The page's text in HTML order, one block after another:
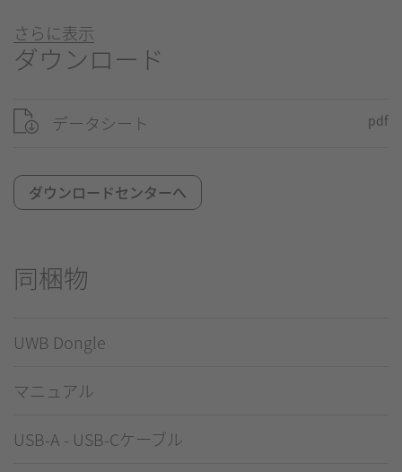
さらに表示
ダウンロード
データシート pdf
ダウンロードセンターへ
同梱物
UWB Dongle
マニュアル
USB-A - USB-Cケーブル